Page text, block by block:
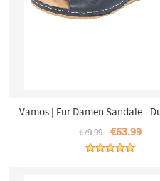
Vamos | Fur Damen Sandale -
€79.99 €63.99